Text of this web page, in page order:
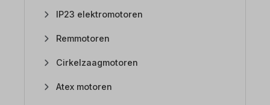
IP23 elektromotoren
Remmotoren
Cirkelzaagmotoren
Atex motoren